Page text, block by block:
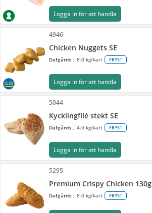
Logga in för att handla
4946
Chicken Nuggets SE
Dafgårds 8.0 kg/kart FRYST
Logga in för att handla
5044
Kycklingfilé stekt SE
Dafgårds 4.0 kg/kart FRYST
Logga in för att handla
5295
Premium Crispy Chicken 130g
Dafgårds 8.0 kg/kart FRYST